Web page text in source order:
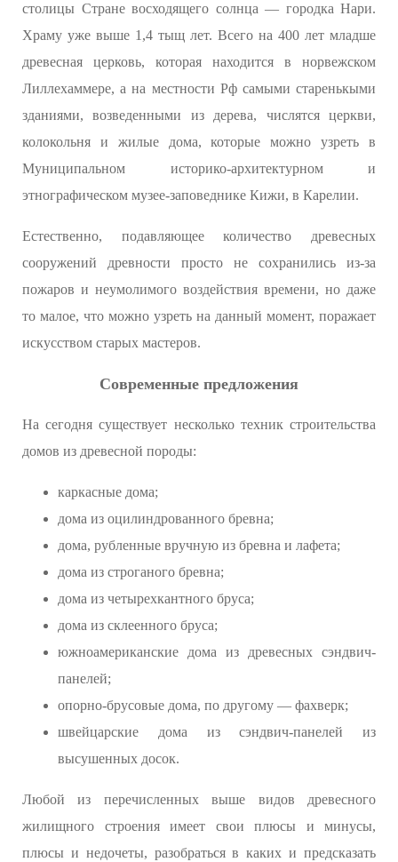
столицы Стране восходящего солнца — городка Нари.
Храму уже выше 1,4 тыщ лет. Всего на 400 лет младше
древесная церковь, которая находится в норвежском
Лиллехаммере, а на местности Рф самыми старенькыми
зданиями, возведенными из дерева, числятся церкви,
колокольня и жилые дома, которые можно узреть в
Муниципальном историко-архитектурном и
этнографическом музее-заповеднике Кижи, в Карелии.
Естественно, подавляющее количество древесных
сооружений древности просто не сохранились из-за
пожаров и неумолимого воздействия времени, но даже
то малое, что можно узреть на данный момент, поражает
искусством старых мастеров.
Современные предложения
На сегодня существует несколько техник строительства
домов из древесной породы:
каркасные дома;
дома из оцилиндрованного бревна;
дома, рубленные вручную из бревна и лафета;
дома из строганого бревна;
дома из четырехкантного бруса;
дома из склеенного бруса;
южноамериканские дома из древесных сэндвич-
панелей;
опорно-брусовые дома, по другому — фахверк;
швейцарские дома из сэндвич-панелей из
высушенных досок.
Любой из перечисленных выше видов древесного
жилищного строения имеет свои плюсы и минусы,
плюсы и недочеты, разобраться в каких и предсказать